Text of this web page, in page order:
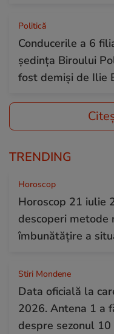
Politică
Conducerile a 6
ședința Biroului
fost demiși de Ilie
TRENDING
Horoscop
Horoscop 21 iulie
descoperi metode
îmbunătățire a
Stiri Mondene
Data oficială la
2026. Antena 1 a
despre sezonul 10